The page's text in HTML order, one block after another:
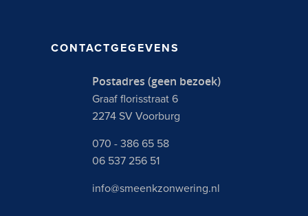
CONTACTGEGEVENS
Postadres (geen bezoek)
Graaf florisstraat 6
2274 SV Voorburg
070 - 386 65 58
06 537 256 51
info@smeenkzonwering.nl